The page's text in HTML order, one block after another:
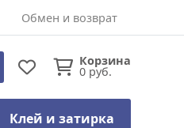
Обмен и возврат
Корзина
0 руб.
Клей и затирка